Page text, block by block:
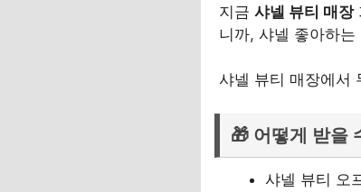
지금 샤넬 뷰티 매장
니까, 샤넬 좋아하
샤넬 뷰티 매장에서
🎁 어떻게 받을
샤넬 뷰티 오